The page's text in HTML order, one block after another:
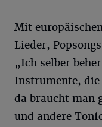
Mit
Lieder,
„Ich selber
Instrumente, die
da braucht man
und andere